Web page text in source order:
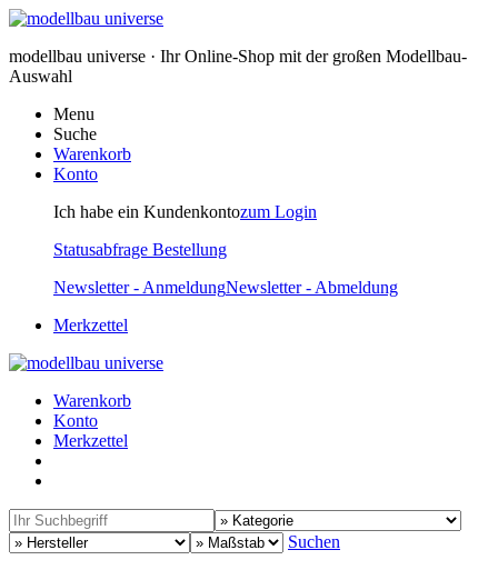
modellbau universe · Ihr Online-Shop mit der großen Modellbau-
Auswahl
Menu
Suche
Warenkorb
Konto
Ich habe ein Kundenkontozum Login
Statusabfrage Bestellung
Newsletter - AnmeldungNewsletter - Abmeldung
Merkzettel
Warenkorb
Konto
Merkzettel
Suchen